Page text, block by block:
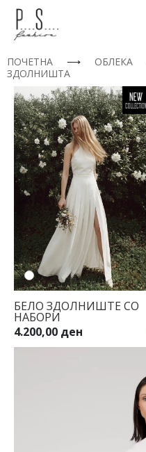
34
36
38
40
ПОЧЕТНА ⟶ ОБЛЕКА
ЗДОЛНИШТА
БЕЛО ЗДОЛНИШТЕ СО
НАБОРИ
4.200,00 ден